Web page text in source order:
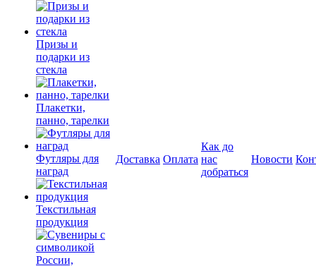
Призы и
подарки из
стекла
Плакетки,
панно, тарелки
Футляры для
наград
Текстильная
продукция
Доставка Оплата
Как до
нас
добраться
Новости